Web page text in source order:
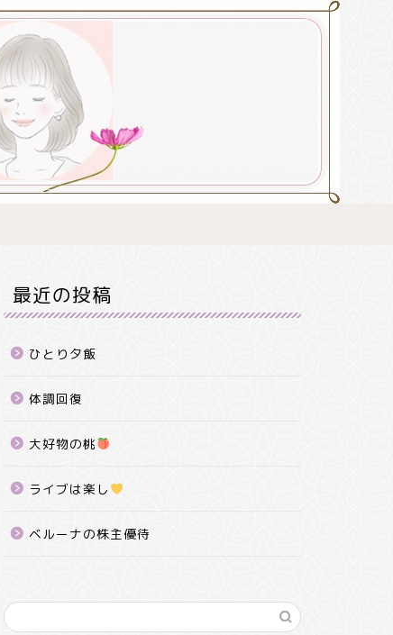
最近の投稿
ひとり夕飯
体調回復
大好物の桃
ライブは楽し
ベルーナの株主優待